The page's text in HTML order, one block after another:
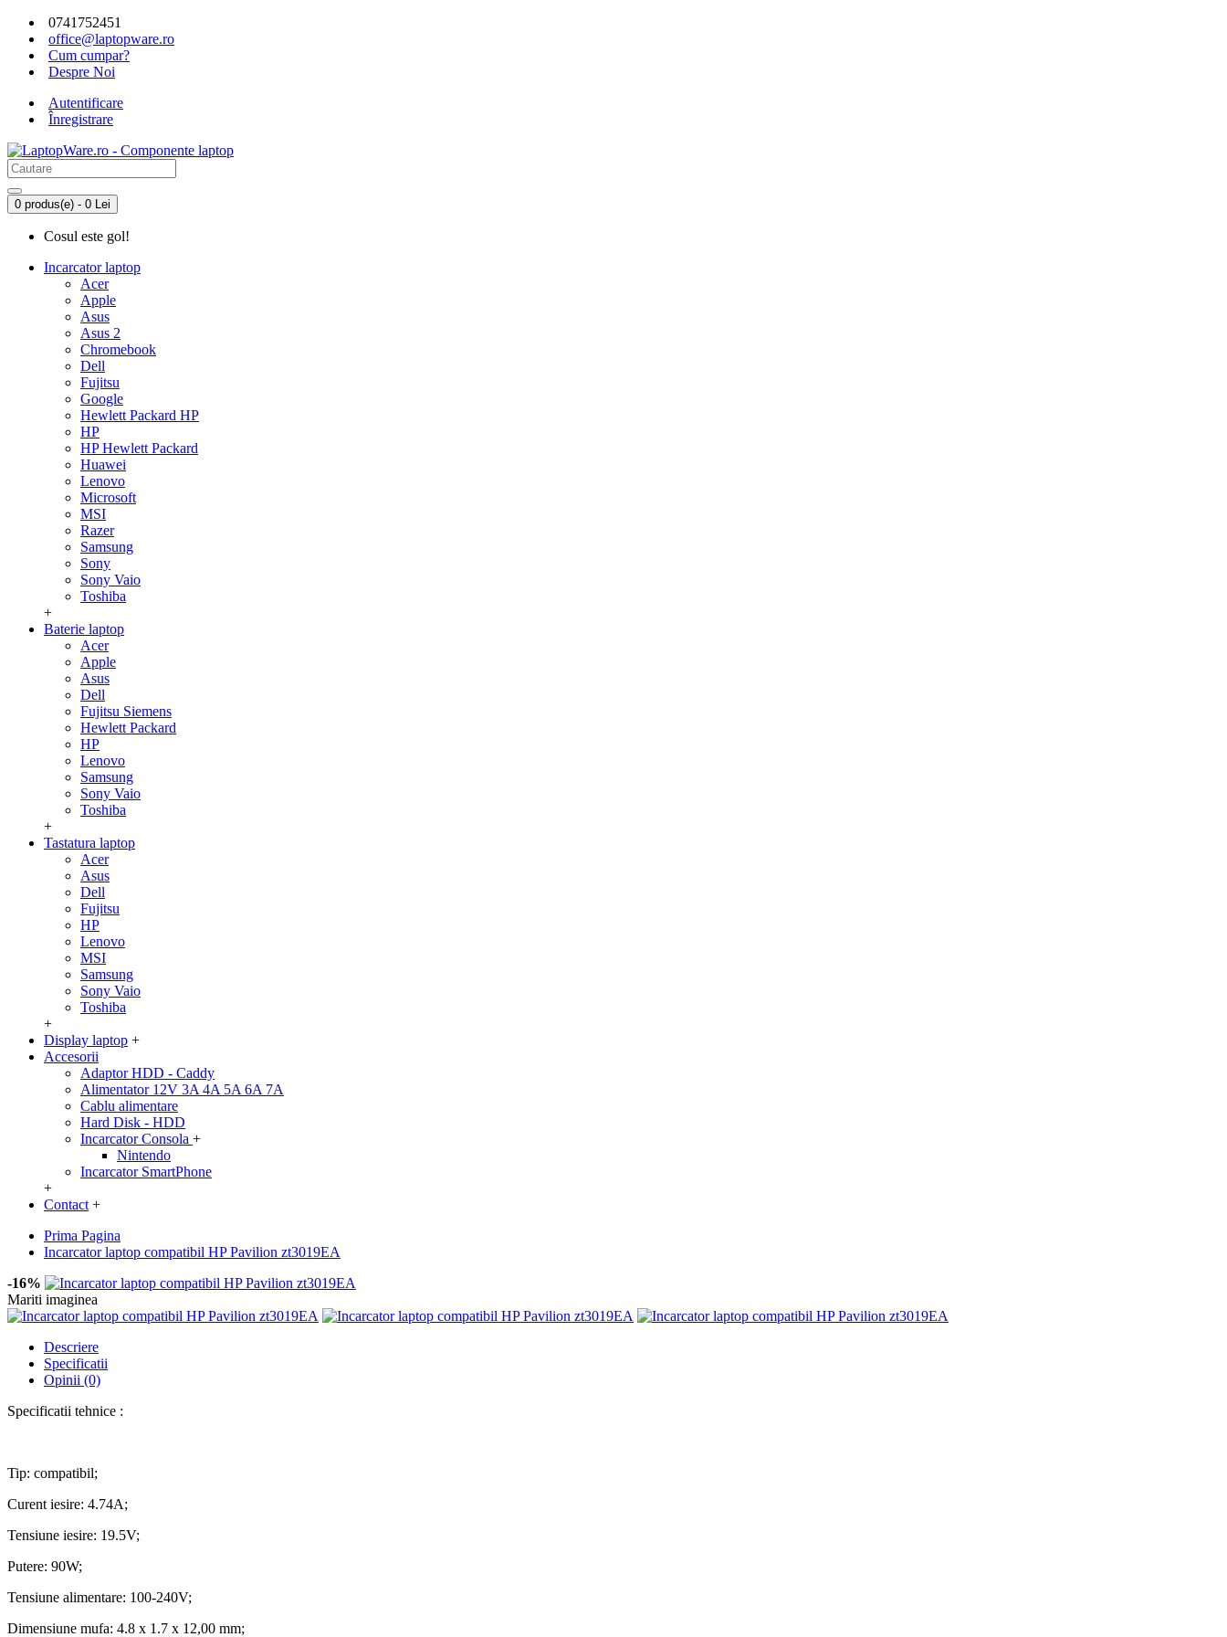
0741752451
office@laptopware.ro
Cum cumpar?
Despre Noi
Autentificare
Înregistrare
0 produs(e) - 0 Lei
Cosul este gol!
Incarcator laptop
Acer
Apple
Asus
Asus 2
Chromebook
Dell
Fujitsu
Google
Hewlett Packard HP
HP
HP Hewlett Packard
Huawei
Lenovo
Microsoft
MSI
Razer
Samsung
Sony
Sony Vaio
Toshiba
+
Baterie laptop
Acer
Apple
Asus
Dell
Fujitsu Siemens
Hewlett Packard
HP
Lenovo
Samsung
Sony Vaio
Toshiba
+
Tastatura laptop
Acer
Asus
Dell
Fujitsu
HP
Lenovo
MSI
Samsung
Sony Vaio
Toshiba
+
Display laptop +
Accesorii
Adaptor HDD - Caddy
Alimentator 12V 3A 4A 5A 6A 7A
Cablu alimentare
Hard Disk - HDD
Incarcator Consola +
Nintendo
Incarcator SmartPhone
+
Contact +
Prima Pagina
Incarcator laptop compatibil HP Pavilion zt3019EA
-16%
Mariti imaginea
Descriere
Specificatii
Opinii (0)
Specificatii tehnice :
Tip: compatibil;
Curent iesire: 4.74A;
Tensiune iesire: 19.5V;
Putere: 90W;
Tensiune alimentare: 100-240V;
Dimensiune mufa: 4.8 x 1.7 x 12,00 mm;